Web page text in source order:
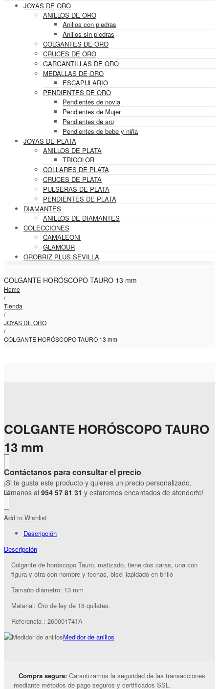
JOYAS DE ORO
ANILLOS DE ORO
Anillos con piedras
Anillos sin piedras
COLGANTES DE ORO
CRUCES DE ORO
GARGANTILLAS DE ORO
MEDALLAS DE ORO
ESCAPULARIO
PENDIENTES DE ORO
Pendientes de novia
Pendientes de Mujer
Pendientes de aro
Pendientes de bebe y niña
JOYAS DE PLATA
ANILLOS DE PLATA
TRICOLOR
COLLARES DE PLATA
CRUCES DE PLATA
PULSERAS DE PLATA
PENDIENTES DE PLATA
DIAMANTES
ANILLOS DE DIAMANTES
COLECCIONES
CAMALEONI
GLAMOUR
OROBRIZ PLUS SEVILLA
COLGANTE HORÓSCOPO TAURO 13 mm
Home
/
Tienda
/
JOYAS DE ORO
/
COLGANTE HORÓSCOPO TAURO 13 mm
COLGANTE HORÓSCOPO TAURO
13 mm
Contáctanos para consultar el precio
¡Si te gusta este producto y quieres un precio personalizado,
llámanos al 954 57 81 31 y estaremos encantados de atenderte!
Add to Wishlist
Descripción
Descripción
Colgante de horóscopo Tauro, matizado, tiene dos caras, una con
figura y otra con nombre y fechas, bisel lapidado en brillo
Tamaño diámetro: 13 mm
Material: Oro de ley de 18 quilates.
Referencia : 26000174TA
Medidor de anillos
Compra segura: Garantizamos la seguridad de las transacciones
mediante métodos de pago seguros y certificados SSL.